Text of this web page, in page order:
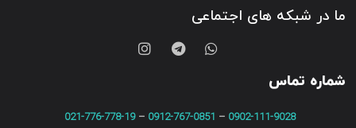
ما در شبکه های اجتماعی
شماره تماس
0902-111-9028
–
0912-767-0851
–
021-776-778-19